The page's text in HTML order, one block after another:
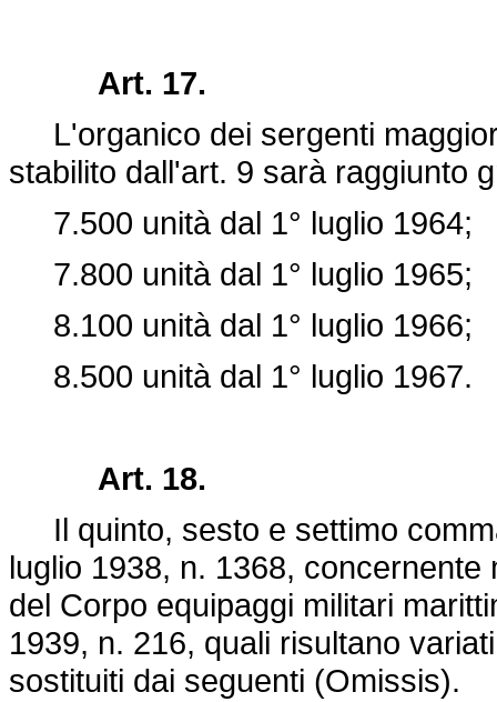
Art. 17.
L'organico dei sergenti
stabilito dall'art. 9 sarà raggiunto
7.500 unità dal 1° luglio 1964;
7.800 unità dal 1° luglio 1965;
8.100 unità dal 1° luglio 1966;
8.500 unità dal 1° luglio 1967.
Art. 18.
Il quinto, sesto e settimo
luglio 1938, n. 1368, concernente
del Corpo equipaggi militari
1939, n. 216, quali risultano
sostituiti dai seguenti (Omissis).